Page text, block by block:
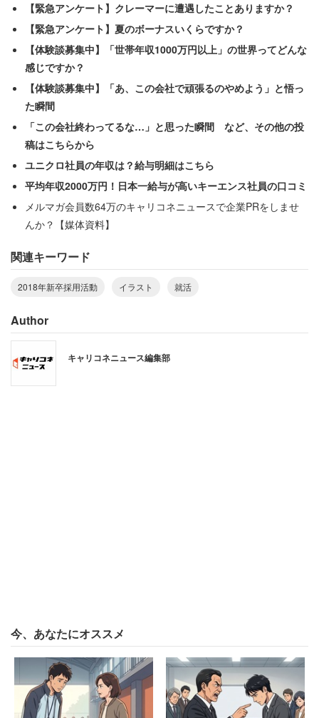
19日にオープンした採用特設サイトの画面
「GIKUTAS(ギクタス)」での勤務を想定している。
GIKUTASは、ソーシャルゲームメーカーとイラストレー
また、各選考段階では質疑応答や業務説明も並行して行わ
れるという。採用人数は2～3人を予定している。
同社経営企画部の担当者はキャリコネニュースの取材に対
【緊急アンケート】クレーマーに遭遇したことありますか？
【緊急アンケート】夏のボーナスいくらですか？
【体験談募集中】「世帯年収1000万円以上」の世界ってどんな
感じですか？
【体験談募集中】「あ、この会社で頑張るのやめよう」と悟っ
た瞬間
「この会社終わってるな…」と思った瞬間 など、その他の投
稿はこちらから
ユニクロ社員の年収は？給与明細はこちら
平均年収2000万円！日本一給与が高いキーエンス社員の口コミ
メルマガ会員数64万のキャリコネニュースで企業PRをしませ
んか？【媒体資料】
関連キーワード
2018年新卒採用活動 イラスト 就活
Author
キャリコネニュース編集部
今、あなたにオススメ